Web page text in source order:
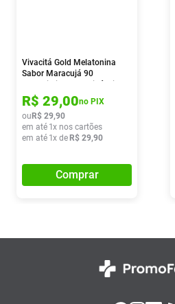
Vivacitá Gold Melatonina
Sabor Maracujá 90
R$ 29,00no PIX
ou R$ 29,90
em até 1x nos cartões
em até 1x de R$ 29,90
Comprar